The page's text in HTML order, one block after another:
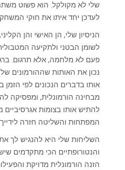
שלי לא מקולקל. הוא פשוט
לעדכן יחד איתו את חוקי
הניסיון שלי, הן האישי והן
לשומן הבטני ולתקיעה
פעם לא מלחמה, אלא תרגום.
נכון את האותות שההורמונים
אותו בדברים הנכונים לפי
מבחינה הורמונלית, ומפסיקה
להתיש אותו בצומות
המפתחות והשליטה חזרה
השליחות שלי היא להנגיש לך
והנטורופתיים הכי מתקדמים
הזנה הורמונלית מדויקת